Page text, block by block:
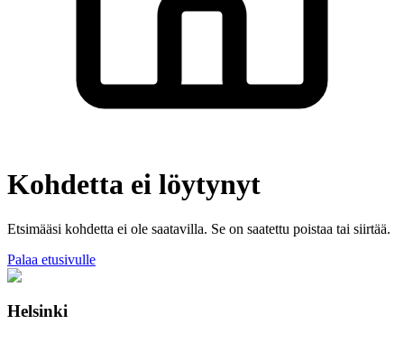
Kohdetta ei löytynyt
Etsimääsi kohdetta ei ole saatavilla. Se on saatettu poistaa tai siirtää.
Palaa etusivulle
Helsinki